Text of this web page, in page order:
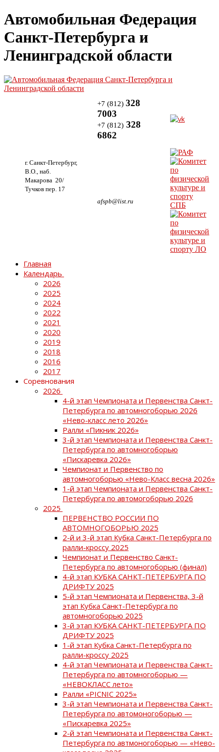
Автомобильная Федерация
Санкт-Петербурга и
Ленинградской области
г. Санкт-Петербург,
В.О., наб.
Макарова 20/
Тучков пер. 17
+7 (812) 328
7003
+7 (812) 328
6862
afspb@list.ru
Главная
Календарь
2026
2025
2024
2022
2021
2020
2019
2018
2016
2017
Соревнования
2026
4-й этап Чемпионата и Первенства Санкт-
Петербурга по автомногоборью 2026
«Нево-класс лето 2026»
Ралли «Пикник 2026»
3-й этап Чемпионата и Первенства Санкт-
Петербурга по автомногоборью
«Пискаревка 2026»
Чемпионат и Первенство по
автомногоборью «Нево-Класс весна 2026»
1-й этап Чемпионата и Первенства Санкт-
Петербурга по автомогоборью 2026
2025
ПЕРВЕНСТВО РОССИИ ПО
АВТОМНОГОБОРЬЮ 2025
2-й и 3-й этап Кубка Санкт-Петербурга по
ралли-кроссу 2025
Чемпионат и Первенство Санкт-
Петербурга по автомногоборью (финал)
4-й этап КУБКА САНКТ-ПЕТЕРБУРГА ПО
ДРИФТУ 2025
5-й этап Чемпионата и Первенства, 3-й
этап Кубка Санкт-Петербурга по
автомногоборью 2025
3-й этап КУБКА САНКТ-ПЕТЕРБУРГА ПО
ДРИФТУ 2025
1-й этап Кубка Санкт-Петербурга по
ралли-кроссу 2025
4-й этап Чемпионата и Первенства Санкт-
Петербурга по автомногоборью —
«НЕВОКЛАСС лето»
Ралли «PICNIC 2025»
3-й этап Чемпионата и Первенства Санкт-
Петербурга по автомоногоборью —
«Пискаревка 2025»
2-й этап Чемпионата и Первенства Санкт-
Петербурга по автмоногоборью — «Нево-